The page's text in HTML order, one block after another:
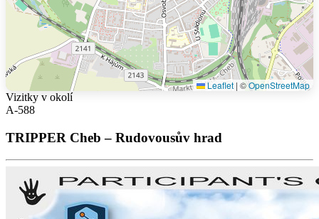
Leaflet | ©OpenStreetMap
Vizitky v okolí
A-588
TRIPPER Cheb – Rudovousův hrad